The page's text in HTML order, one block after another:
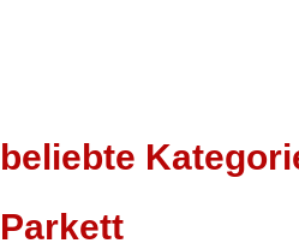
beliebte
Parkett